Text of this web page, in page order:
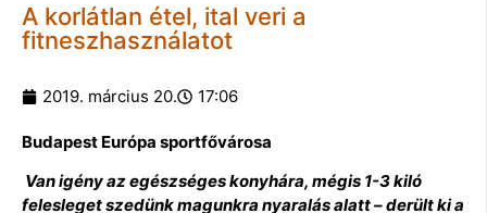
A korlátlan étel, ital veri a
fitneszhasználatot
2019. március 20. 17:06
Budapest Európa sportfővárosa
Van igény az egészséges konyhára, mégis 1-3 kiló
felesleget szedünk magunkra nyaralás alatt – derült ki a